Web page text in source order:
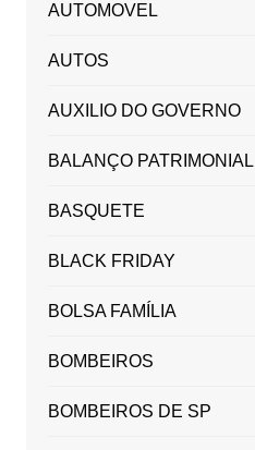
AUTOMOVEL
AUTOS
AUXILIO DO GOVERNO
BALANÇO PATRIMONIAL
BASQUETE
BLACK FRIDAY
BOLSA FAMÍLIA
BOMBEIROS
BOMBEIROS DE SP